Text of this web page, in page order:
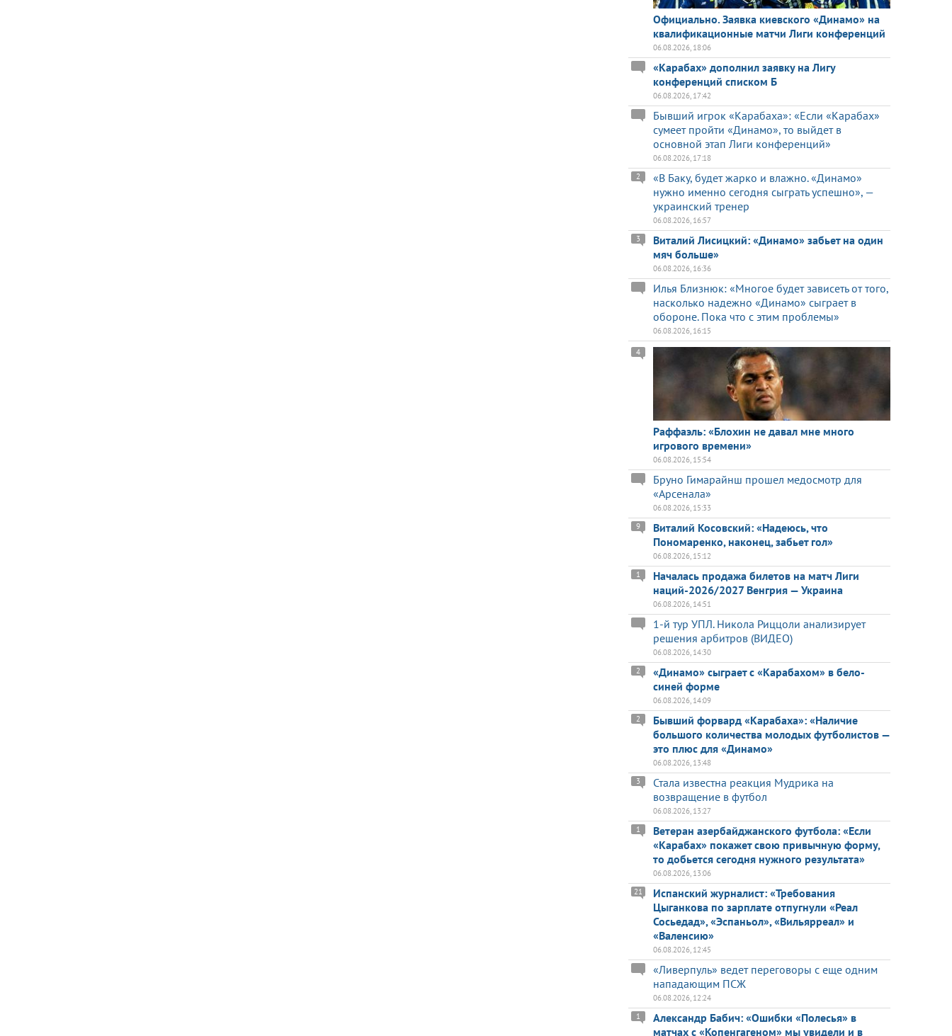
Официально. Заявка киевского «Динамо» на
квалификационные матчи Лиги конференций
06.08.2026, 18:06
«Карабах» дополнил заявку на Лигу
конференций списком Б
06.08.2026, 17:42
Бывший игрок «Карабаха»: «Если «Карабах»
сумеет пройти «Динамо», то выйдет в
основной этап Лиги конференций»
06.08.2026, 17:18
«В Баку, будет жарко и влажно. «Динамо»
нужно именно сегодня сыграть успешно», —
украинский тренер
2
06.08.2026, 16:57
Виталий Лисицкий: «Динамо» забьет на один
мяч больше»
3
06.08.2026, 16:36
Илья Близнюк: «Многое будет зависеть от того,
насколько надежно «Динамо» сыграет в
обороне. Пока что с этим проблемы»
06.08.2026, 16:15
Раффаэль: «Блохин не давал мне много
игрового времени»
4
06.08.2026, 15:54
Бруно Гимарайнш прошел медосмотр для
«Арсенала»
06.08.2026, 15:33
Виталий Косовский: «Надеюсь, что
Пономаренко, наконец, забьет гол»
9
06.08.2026, 15:12
Началась продажа билетов на матч Лиги
наций-2026/2027 Венгрия — Украина
1
06.08.2026, 14:51
1-й тур УПЛ. Никола Риццоли анализирует
решения арбитров (ВИДЕО)
06.08.2026, 14:30
«Динамо» сыграет с «Карабахом» в бело-
синей форме
2
06.08.2026, 14:09
Бывший форвард «Карабаха»: «Наличие
большого количества молодых футболистов —
это плюс для «Динамо»
2
06.08.2026, 13:48
Стала известна реакция Мудрика на
возвращение в футбол
3
06.08.2026, 13:27
Ветеран азербайджанского футбола: «Если
«Карабах» покажет свою привычную форму,
то добьется сегодня нужного результата»
1
06.08.2026, 13:06
Испанский журналист: «Требования
Цыганкова по зарплате отпугнули «Реал
Сосьедад», «Эспаньол», «Вильярреал» и
«Валенсию»
21
06.08.2026, 12:45
«Ливерпуль» ведет переговоры с еще одним
нападающим ПСЖ
06.08.2026, 12:24
Александр Бабич: «Ошибки «Полесья» в
матчах с «Копенгагеном» мы увидели и в
1